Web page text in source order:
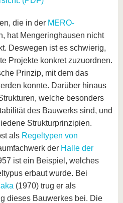
die in der MERO-
hat Mengeringhausen nicht
Deswegen ist es schwierig,
Projekte konkret zuzuordnen.
Prinzip, mit dem das
konnte. Darüber hinaus
welche besonders
des Bauwerks sind, und
Strukturprinzipien.
als Regeltypen von
der Halle der
ist ein Beispiel, welches
erbaut wurde. Bei
(1970) trug er als
dieses Bauwerkes bei. Die